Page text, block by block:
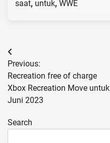
saat, untuk, WWE
Post
navigation
Previous:
Recreation free of charge
Xbox Recreation Move untuk
Juni 2023
Search